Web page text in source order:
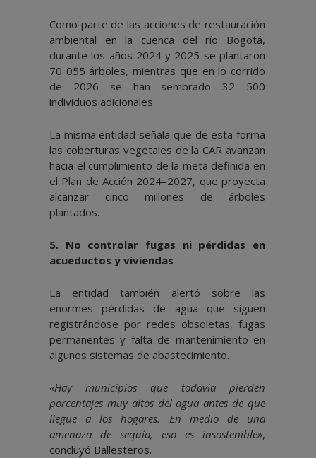
Como parte de las acciones de restauración
ambiental en la cuenca del río Bogotá,
durante los años 2024 y 2025 se plantaron
70 055 árboles, mientras que en lo corrido
de 2026 se han sembrado 32 500
individuos adicionales.
La misma entidad señala que de esta forma
las coberturas vegetales de la CAR avanzan
hacia el cumplimiento de la meta definida en
el Plan de Acción 2024–2027, que proyecta
alcanzar cinco millones de árboles
plantados.
5.⁠ ⁠No controlar fugas ni pérdidas en
acueductos y viviendas
La entidad también alertó sobre las
enormes pérdidas de agua que siguen
registrándose por redes obsoletas, fugas
permanentes y falta de mantenimiento en
algunos sistemas de abastecimiento.
«Hay municipios que todavía pierden
porcentajes muy altos del agua antes de que
llegue a los hogares. En medio de una
amenaza de sequía, eso es insostenible»,
concluyó Ballesteros.